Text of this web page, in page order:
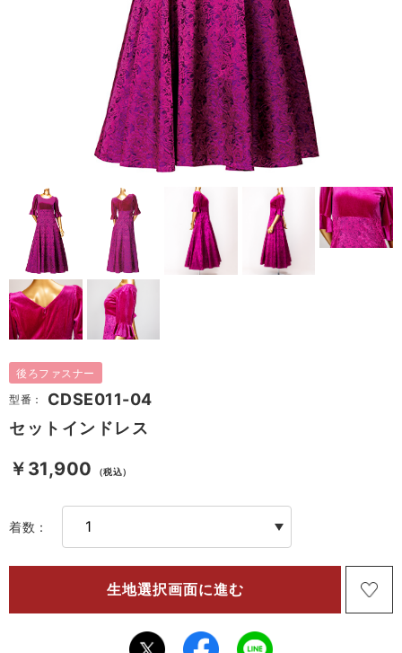
後ろファスナー
型番：
CDSE011-04
セットインドレス
￥31,900 （税込）
着数：